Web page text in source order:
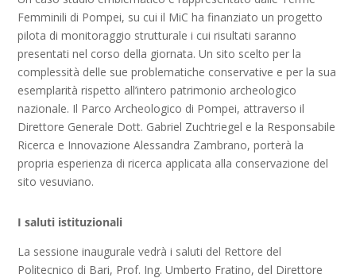
Femminili di Pompei, su cui il MiC ha finanziato un progetto
pilota di monitoraggio strutturale i cui risultati saranno
presentati nel corso della giornata. Un sito scelto per la
complessità delle sue problematiche conservative e per la sua
esemplarità rispetto all’intero patrimonio archeologico
nazionale. Il Parco Archeologico di Pompei, attraverso il
Direttore Generale Dott. Gabriel Zuchtriegel e la Responsabile
Ricerca e Innovazione Alessandra Zambrano, porterà la
propria esperienza di ricerca applicata alla conservazione del
sito vesuviano.
I saluti istituzionali
La sessione inaugurale vedrà i saluti del Rettore del
Politecnico di Bari, Prof. Ing. Umberto Fratino, del Direttore